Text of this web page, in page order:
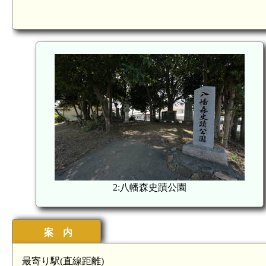
2:八幡森史蹟公園
案 内
最寄り駅(直線距離)